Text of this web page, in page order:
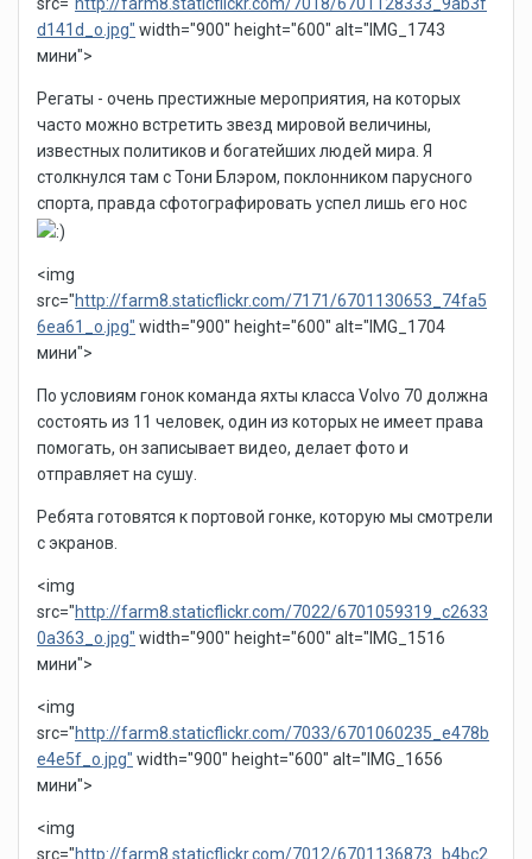
src=" http://farm8.staticflickr.com/7018/6701128333_9ab3f
d141d_o.jpg" width="900" height="600" alt="IMG_1743
мини">
Регаты - очень престижные мероприятия, на которых
часто можно встретить звезд мировой величины,
известных политиков и богатейших людей мира. Я
столкнулся там с Тони Блэром, поклонником парусного
спорта, правда сфотографировать успел лишь его нос
<img
src="http://farm8.staticflickr.com/7171/6701130653_74fa5
6ea61_o.jpg" width="900" height="600" alt="IMG_1704
мини">
По условиям гонок команда яхты класса Volvo 70 должна
состоять из 11 человек, один из которых не имеет права
помогать, он записывает видео, делает фото и
отправляет на сушу.
Ребята готовятся к портовой гонке, которую мы смотрели
с экранов.
<img
src="http://farm8.staticflickr.com/7022/6701059319_c2633
0a363_o.jpg" width="900" height="600" alt="IMG_1516
мини">
<img
src="http://farm8.staticflickr.com/7033/6701060235_e478b
e4e5f_o.jpg" width="900" height="600" alt="IMG_1656
мини">
<img
src="http://farm8.staticflickr.com/7012/6701136873_b4bc2